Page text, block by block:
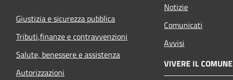
Giustizia e sicurezza pubblica
Tributi,finanze e contravvenzioni
Salute, benessere e assistenza
Autorizzazioni
Notizie
Comunicati
Avvisi
VIVERE IL COMUNE